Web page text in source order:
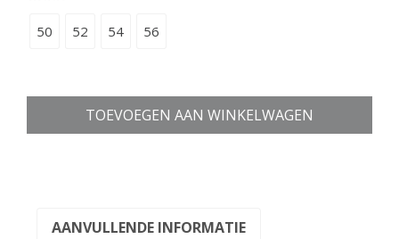
50 52 54 56
TOEVOEGEN AAN WINKELWAGEN
AANVULLENDE INFORMATIE